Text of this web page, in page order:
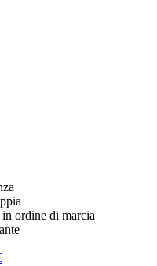
in ordine di marcia